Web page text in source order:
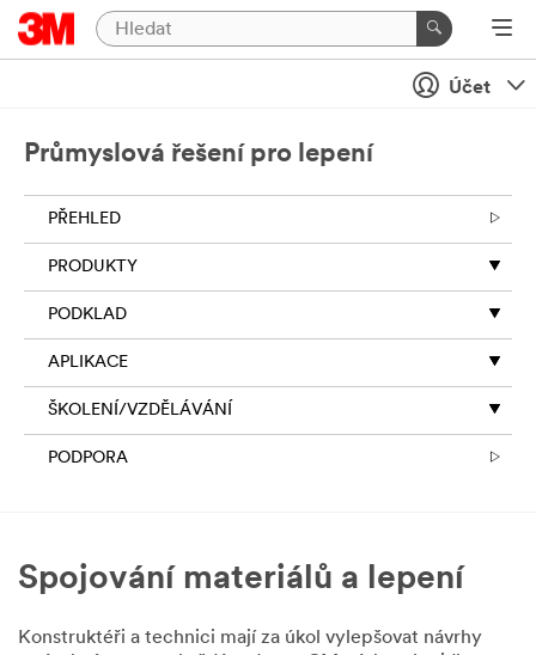
Zavření
zprávu
Děkujeme
váš
zájem
o
3M.
Abychom
vám
pomohli
efektivně
spravovat
zdvořile
vás
o
Účet
Průmyslová řešení pro lepení
PŘEHLED
PRODUKTY
PODKLAD
APLIKACE
ŠKOLENÍ/VZDĚLÁVÁNÍ
PODPORA
Spojování materiálů a lepení
Konstruktéři a technici mají za úkol vylepšovat návrhy